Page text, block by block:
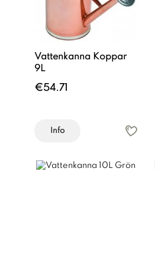
Vattenkanna Koppar
9L
€54.71
Info